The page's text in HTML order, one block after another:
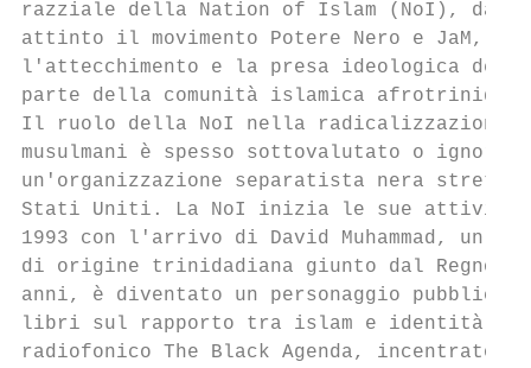
razziale della Nation of Islam (NoI), dai
attinto il movimento Potere Nero e JaM,
l'attecchimento e la presa ideologica
parte della comunità islamica
Il ruolo della NoI nella radicalizzazione
musulmani è spesso sottovalutato o
un'organizzazione separatista nera
Stati Uniti. La NoI inizia le sue attività a
1993 con l'arrivo di David Muhammad, un
di origine trinidadiana giunto dal Regno
anni, è diventato un personaggio pubblico
libri sul rapporto tra islam e identità
radiofonico The Black Agenda,